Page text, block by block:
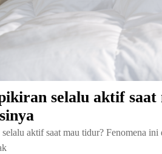
selalu aktif
aktif saat mau tidur? Fenomena